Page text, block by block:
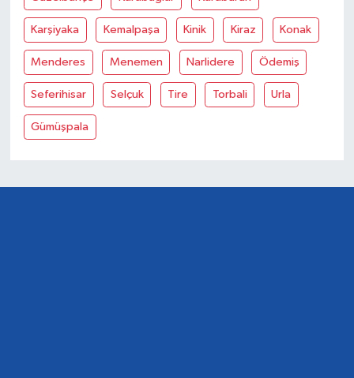
Karşiyaka Kemalpaşa Kinik Kiraz Konak
Menderes Menemen Narlidere Ödemiş
Seferihisar Selçuk Tire Torbali Urla
Gümüşpala